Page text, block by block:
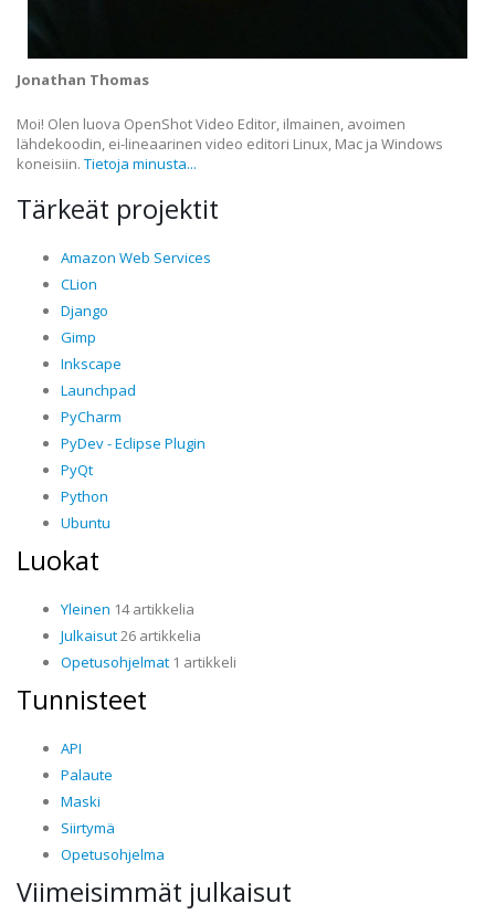
Jonathan Thomas
Moi! Olen luova OpenShot Video Editor, ilmainen, avoimen
lähdekoodin, ei-lineaarinen video editori Linux, Mac ja Windows
koneisiin. Tietoja minusta...
Tärkeät projektit
Amazon Web Services
CLion
Django
Gimp
Inkscape
Launchpad
PyCharm
PyDev - Eclipse Plugin
PyQt
Python
Ubuntu
Luokat
Yleinen 14 artikkelia
Julkaisut26 artikkelia
Opetusohjelmat 1 artikkeli
Tunnisteet
API
Palaute
Maski
Siirtymä
Opetusohjelma
Viimeisimmät julkaisut